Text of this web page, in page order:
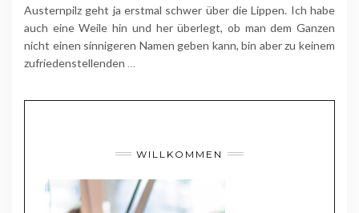
Austernpilz geht ja erstmal schwer über die Lippen. Ich habe
auch eine Weile hin und her überlegt, ob man dem Ganzen
nicht einen sinnigeren Namen geben kann, bin aber zu keinem
zufriedenstellenden …
WILLKOMMEN